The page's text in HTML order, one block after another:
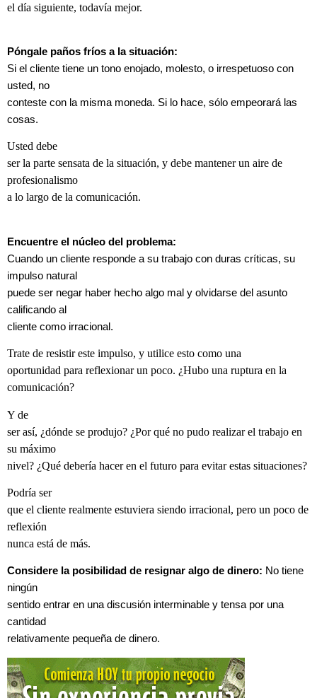
el día siguiente, todavía mejor.
Póngale paños fríos a la situación:
Si el cliente tiene un tono enojado, molesto, o irrespetuoso con
usted, no
conteste con la misma moneda. Si lo hace, sólo empeorará las
cosas.
Usted debe
ser la parte sensata de la situación, y debe mantener un aire de
profesionalismo
a lo largo de la comunicación.
Encuentre el núcleo del problema:
Cuando un cliente responde a su trabajo con duras críticas, su
impulso natural
puede ser negar haber hecho algo mal y olvidarse del asunto
calificando al
cliente como irracional.
Trate de resistir este impulso, y utilice esto como una
oportunidad para reflexionar un poco. ¿Hubo una ruptura en la
comunicación?
Y de
ser así, ¿dónde se produjo? ¿Por qué no pudo realizar el trabajo en
su máximo
nivel? ¿Qué debería hacer en el futuro para evitar estas situaciones?
Podría ser
que el cliente realmente estuviera siendo irracional, pero un poco de
reflexión
nunca está de más.
Considere la posibilidad de resignar algo de dinero: No tiene
ningún
sentido entrar en una discusión interminable y tensa por una
cantidad
relativamente pequeña de dinero.